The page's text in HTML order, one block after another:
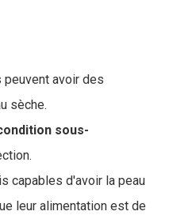
peuvent avoir des
sèche.
sous-
capables d'avoir la peau
leur alimentation est de